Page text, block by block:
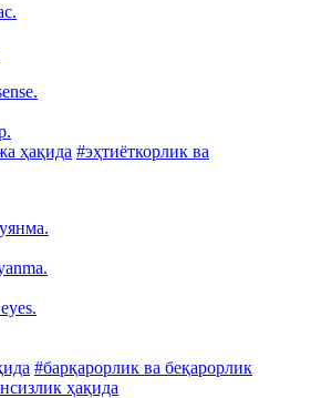
ҳақида #эҳтиёткорлик ва
#барқарорлик ва беқарорлик
ҳақида